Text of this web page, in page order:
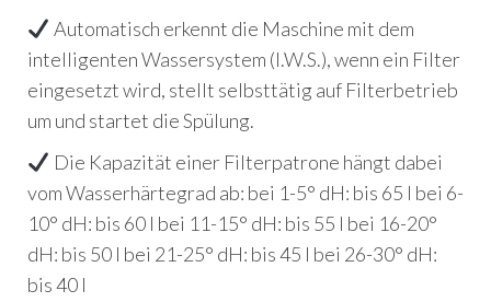
Automatisch erkennt die Maschine mit dem
intelligenten Wassersystem (I.W.S.), wenn ein Filter
eingesetzt wird, stellt selbsttätig auf Filterbetrieb
um und startet die Spülung.
Die Kapazität einer Filterpatrone hängt dabei
vom Wasserhärtegrad ab: bei 1-5° dH: bis 65 l bei 6-
10° dH: bis 60 l bei 11-15° dH: bis 55 l bei 16-20°
dH: bis 50 l bei 21-25° dH: bis 45 l bei 26-30° dH:
bis 40 l